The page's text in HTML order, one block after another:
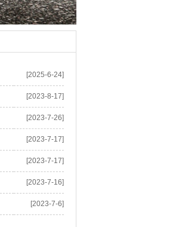
[2025-6-24]
[2023-8-17]
[2023-7-26]
[2023-7-17]
[2023-7-17]
[2023-7-16]
[2023-7-6]